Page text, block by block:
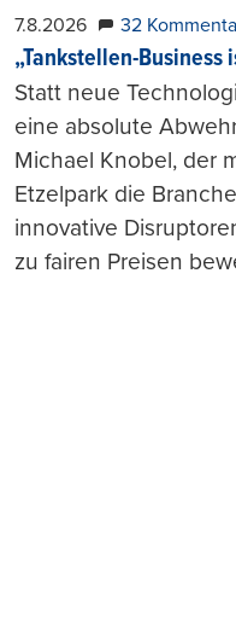
7.8.2026 32
„Tankstellen-
Statt neue
eine absolute
Michael Knobel, der
Etzelpark die
innovative
zu fairen Preisen